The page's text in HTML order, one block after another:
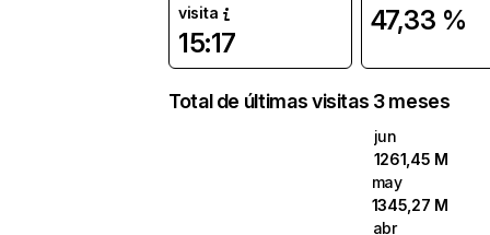
visita
15:17
47,33 %
Total de últimas visitas 3 meses
jun
1261,45 M
may
1345,27 M
abr